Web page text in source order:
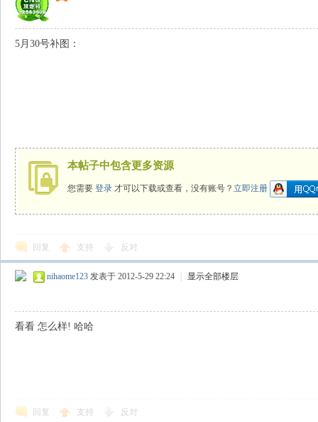
5月30号补图：
本帖子中包含更多资源
您需要 登录 才可以下载或查看，没有账号？ 立即注册
回复 支持 反对
nihaome123 发表于 2012-5-29 22:24 显示全部楼层
看看 怎么样! 哈哈
回复 支持 反对